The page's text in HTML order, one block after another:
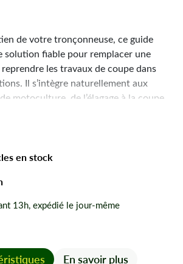
de votre tronçonneuse, ce guide
solution fiable pour remplacer une
les travaux de coupe dans
Il s’intègre naturellement aux
motoculture, de l’élagage à la coupe
:3/8"LP
:39
en stock
13h, expédié le jour-même
En savoir plus